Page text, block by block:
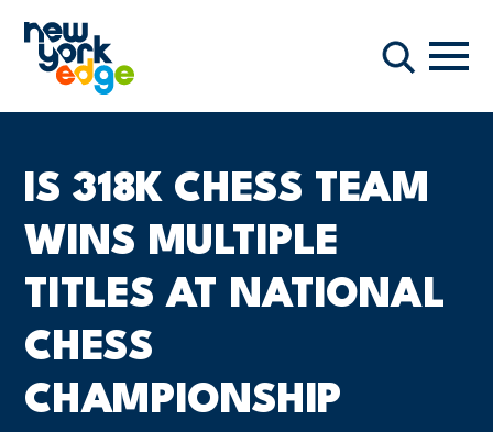
찾다
항해
IS 318K CHESS TEAM
WINS MULTIPLE
TITLES AT NATIONAL
CHESS
CHAMPIONSHIP